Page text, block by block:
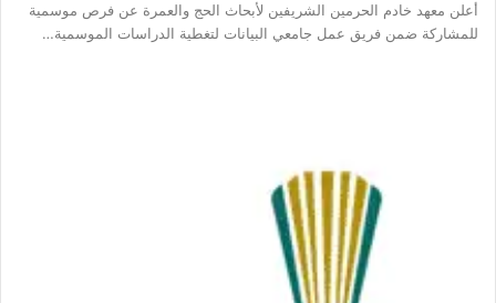
أعلن معهد خادم الحرمين الشريفين لأبحاث الحج والعمرة عن فرص موسمية
للمشاركة ضمن فريق عمل جامعي البيانات لتغطية الدراسات الموسمية…